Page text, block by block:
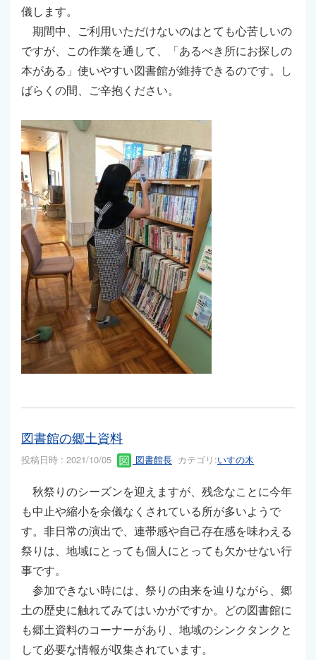
儀します。
期間中、ご利用いただけないのはとても心苦しいの
ですが、この作業を通して、「あるべき所にお探しの
本がある」使いやすい図書館が維持できるのです。し
ばらくの間、ご辛抱ください。
図書館の郷土資料
投稿日時 : 2021/10/05 図書館長 カテゴリ:いすの木
秋祭りのシーズンを迎えますが、残念なことに今年
も中止や縮小を余儀なくされている所が多いようで
す。非日常の演出で、連帯感や自己存在感を味わえる
祭りは、地域にとっても個人にとっても欠かせない行
事です。
参加できない時には、祭りの由来を辿りながら、郷
土の歴史に触れてみてはいかがですか。どの図書館に
も郷土資料のコーナーがあり、地域のシンクタンクと
して必要な情報が収集されています。